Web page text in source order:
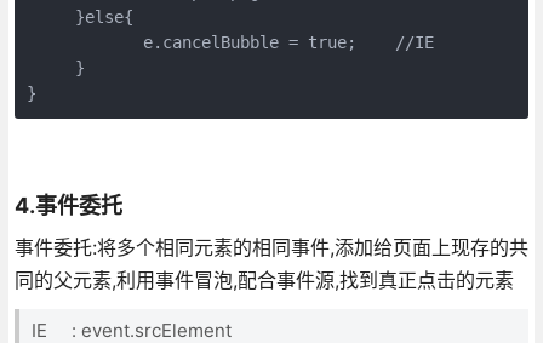
     }else{
            e.cancelBubble = true;    //IE
     }
}
4.事件委托
事件委托:将多个相同元素的相同事件,添加给页面上现存的共
同的父元素,利用事件冒泡,配合事件源,找到真正点击的元素
IE : event.srcElement